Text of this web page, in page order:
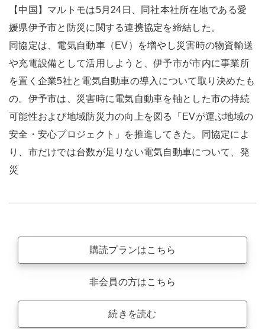
【中国】マルトモは5月24日、同社本社所在地である愛
媛県伊予市と防災に関する連携協定を締結した。
同協定は、電気自動車（EV）を増やし災害時の物資輸送
や充電設備として活用しようと、伊予市が市内に事業所
を置く企業5社と電気自動車の導入について取り決めたも
の。伊予市は、災害時に電気自動車を軸とした市の持続
可能性および地域防災力の向上を図る「EVが運ぶ地域の
安全・安心プロジェクト」を推進してきた。同協定によ
り、市だけでは台数が足りない電気自動車について、発
災
購読プランはこちら
非会員の方はこちら
続きを読む